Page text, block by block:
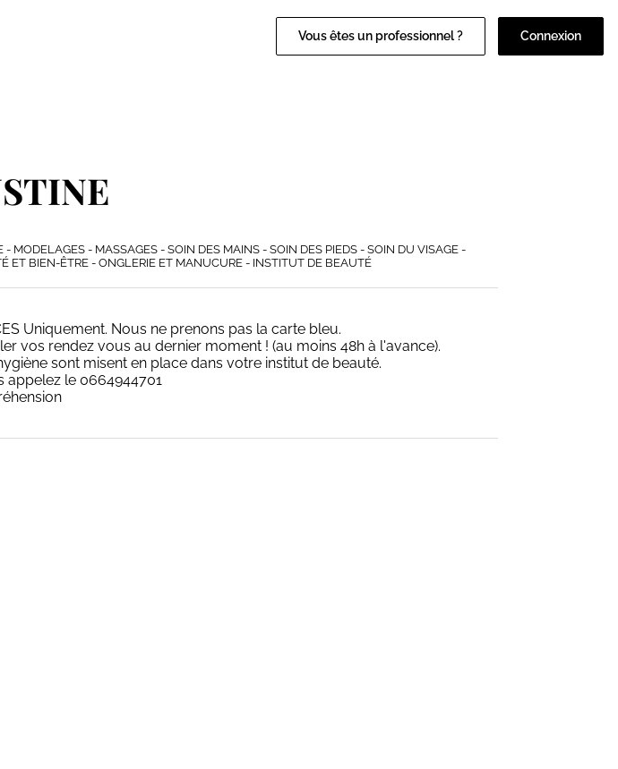
Vous êtes un professionnel ? Connexion
MODELAGES - MASSAGES - SOIN DES MAINS - SOIN DES PIEDS - SOIN DU VISAGE -
ET BIEN-ÊTRE - ONGLERIE ET MANUCURE - INSTITUT DE BEAUTÉ
Uniquement. Nous ne prenons pas la carte bleu.
vos rendez vous au dernier moment ! (au moins 48h à l'avance).
sont misent en place dans votre institut de beauté.
appelez le 0664944701